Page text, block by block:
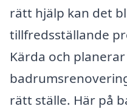
rätt hjälp kan det
tillfredsställande
Kärda och
rätt ställe. Här på